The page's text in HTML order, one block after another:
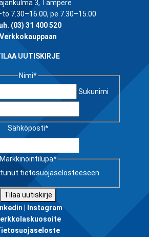
3, Tampere
7.30–16.00, pe 7.30–15.00
(03) 31 400 520
Verkkokauppaan
UUTISKIRJE
Nimi*
Sukunimi
Sähköposti*
Markkinointilupa*
tietosuojaselosteeseen
Tilaa uutiskirje
|
Instagram